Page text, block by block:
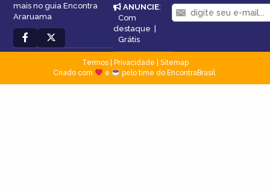
mais no guia Encontra
Araruama
ANUNCIE:
Com
destaque |
Grátis
Termos| Privacidade
Sitemap
Criado com
e pelo time do EncontraBrasil